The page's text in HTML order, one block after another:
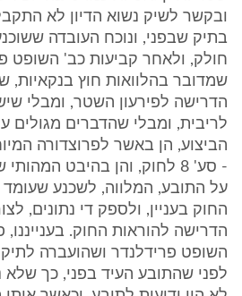
ובקשר לשיק נשוא הדיון לא
בתיק שבפני, ונוכח העובדה
חולק, ולאחר קביעות כב' השופט
שמדובר בהלוואות חוץ בנקאיות,
הדרישה לפירעון השטר, ומבלי
לריבית, ומבלי שהדברים מגולים
הביצוע, הן באשר לפרוצדורה
- סע' 8 לחוק, והן בהיבט
על התובע, המלווה, לשכנע שעומד
החוק בעניין, ולספק די נתונים,
הדרישה להוראות החוק.
השופט פרידלנדר ושהועברה לתיק
לפני שהתובע העיד בפני, כך שלא